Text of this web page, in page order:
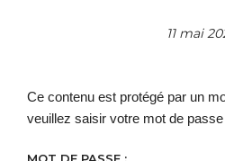
11 mai
Ce contenu est protégé par un
veuillez saisir votre mot de
MOT DE PASSE :